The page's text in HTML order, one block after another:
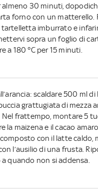
almeno 30 minuti,
forno con un matterello.
imburrato e
sopra un foglio di
a 180 °C per 15 minuti.
scaldare 500 ml
grattugiata di mezza
frattempo, montare 5
la maizena e il cacao
con il latte caldo,
l’ausilio di una frusta.
quando non si addensa.